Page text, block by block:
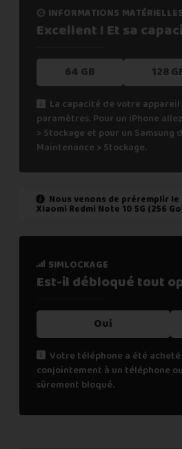
informations matérielles
Excellent ! Et sa
64 GB 128
La capacité de votre
paramètres. Pour un iPhone
> Stockage et pour un Samsung
Maintenance > Stockage.
Nous venons de préremplir
Xiaomi Redmi Note 10 5G (256
simlockage
Est-il débloqué tout
Oui
Votre téléphone a été
conjointement à un téléphone
sûrement bloqué.
état de marche
Est-il fonctionnel ?
Non
Cochez "non" si une des
les appels téléphoniques ne